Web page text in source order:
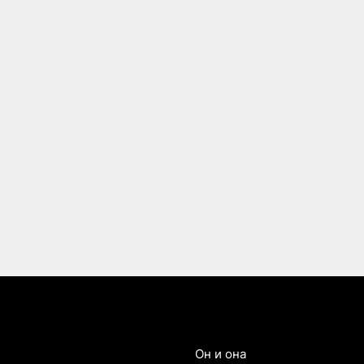
Он и она